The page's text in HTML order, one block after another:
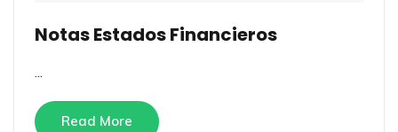
Notas Estados Financieros
...
Read More